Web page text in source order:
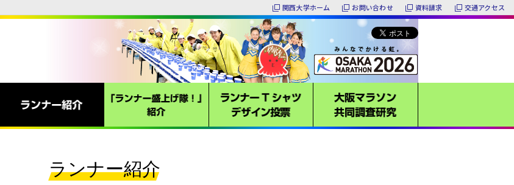
関西大学ホーム お問い合わせ 資料請求 交通アクセス
TOP 理事長メッセージ ランナー紹介
ランナー紹介